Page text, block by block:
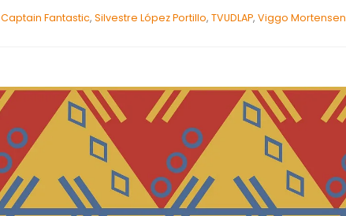
Captain Fantastic,Silvestre López Portillo,TVUDLAP,Viggo Mortensen